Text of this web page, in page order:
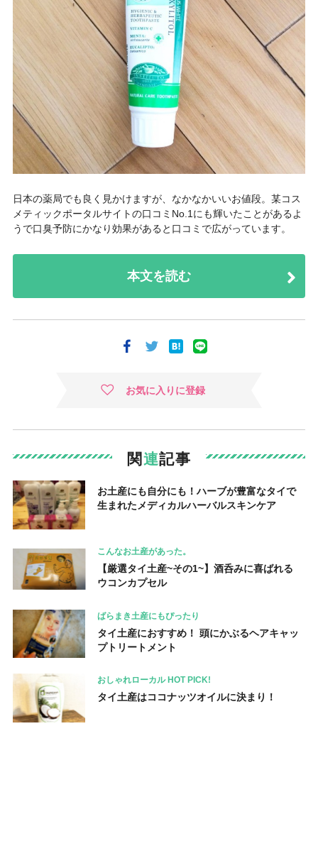
日本の薬局でも良く見かけますが、なかなかいいお値段。某コス
メティックポータルサイトの口コミNo.1にも輝いたことがあるよ
うで口臭予防にかなり効果があると口コミで広がっています。
本文を読む
お気に入りに登録
関連記事
お土産にも自分にも！ハーブが豊富なタイで
生まれたメディカルハーバルスキンケア
こんなお土産があった。
【厳選タイ土産~その1~】酒呑みに喜ばれる
ウコンカプセル
ばらまき土産にもぴったり
タイ土産におすすめ！ 頭にかぶるヘアキャッ
プトリートメント
おしゃれローカル HOT PICK!
タイ土産はココナッツオイルに決まり！